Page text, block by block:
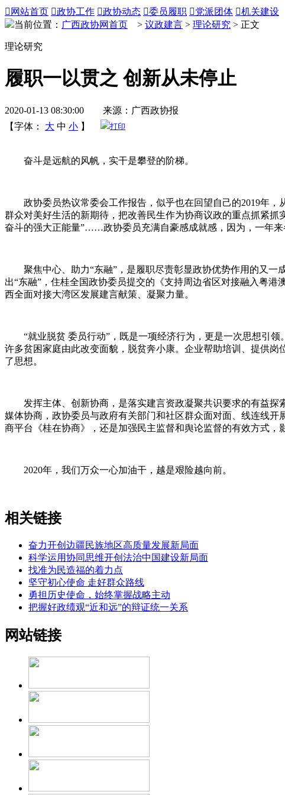
 网站首页 政协工作 政协动态 委员履职 党派团体 机关建设
当前位置： 广西政协网首页 > 议政建言 > 理论研究 > 正文
理论研究
履职一以贯之 创新从未停止
2020-01-13 08:30:00 来源：广西政协报
【字体：
大 中 小 】 打印
奋斗是远航的风帆，实干是攀登的阶梯。
政协委员热议常委会工作报告，似乎也在回望自己的2019年，
群众对美好生活的新期待，把改善民生作为协商议政的重点抓紧
奋斗的强大正能量”……政协委员充满自豪感成就感，因为，一年来
聚焦中心、助力“东融”，是履职尽责彰显政协优势作用的又一
出“东融”，住桂全国政协委员提交的《支持周边省区对接融入粤
西全面对接大湾区发展建言献策、凝聚力量。
“就业脱贫 委员行动”，既是一项经济行为，更是一次思想引领
许多贫困家庭由此改变面貌，脱贫奔小康。企业帮助培训、提供
了思想。
发挥主体、创新协商，是落实建言资政凝聚共识要求的有益探
媒体协商，政协委员与政府有关部门和社区群众面对面、线连线
商平台《桂在协商》，还是加强民主监督和舆论监督的有效方式，
2020年，我们万众一心加油干，越是艰险越向前。
相关链接
奋力开创边疆民族地区高质量发展新局面
科学运用协同思维开创法治中国建设新局面
找准为民造福的着力点
坚守初心使命 走好群众路线
勇担历史使命，始终掌握战略主动
把握好政绩观“近和远”的辩证统一关系
网站链接